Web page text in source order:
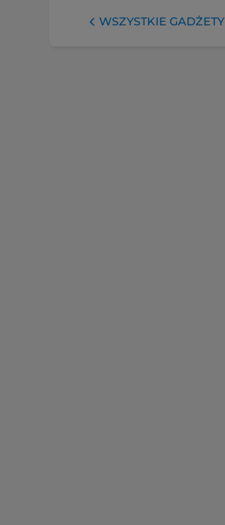
WSZYSTKIE GADŻETY